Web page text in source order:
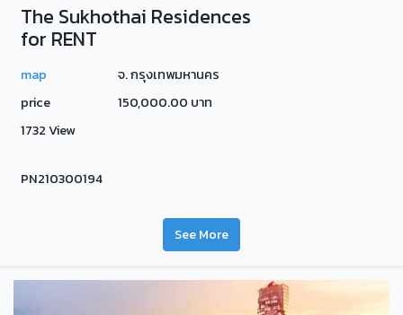
The Sukhothai Residences
for RENT
map
จ. กรุงเทพมหานคร
price
150,000.00 บาท
1732 View
PN210300194
See More